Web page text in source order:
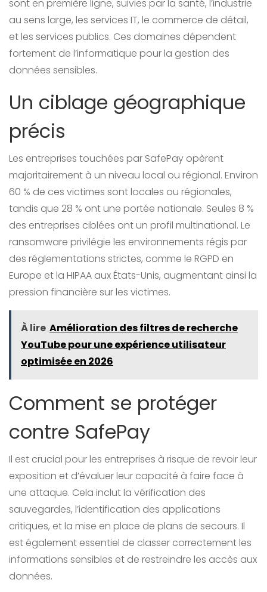
sont en première ligne, suivies par la santé, l’industrie
au sens large, les services IT, le commerce de détail,
et les services publics. Ces domaines dépendent
fortement de l’informatique pour la gestion des
données sensibles.
Un ciblage géographique
précis
Les entreprises touchées par SafePay opèrent
majoritairement à un niveau local ou régional. Environ
60 % de ces victimes sont locales ou régionales,
tandis que 28 % ont une portée nationale. Seules 8 %
des entreprises ciblées ont un profil multinational. Le
ransomware privilégie les environnements régis par
des réglementations strictes, comme le RGPD en
Europe et la HIPAA aux États-Unis, augmentant ainsi la
pression financière sur les victimes.
À lire Amélioration des filtres de recherche
YouTube pour une expérience utilisateur
optimisée en 2026
Comment se protéger
contre SafePay
Il est crucial pour les entreprises à risque de revoir leur
exposition et d’évaluer leur capacité à faire face à
une attaque. Cela inclut la vérification des
sauvegardes, l’identification des applications
critiques, et la mise en place de plans de secours. Il
est également essentiel de classer correctement les
informations sensibles et de restreindre les accès aux
données.